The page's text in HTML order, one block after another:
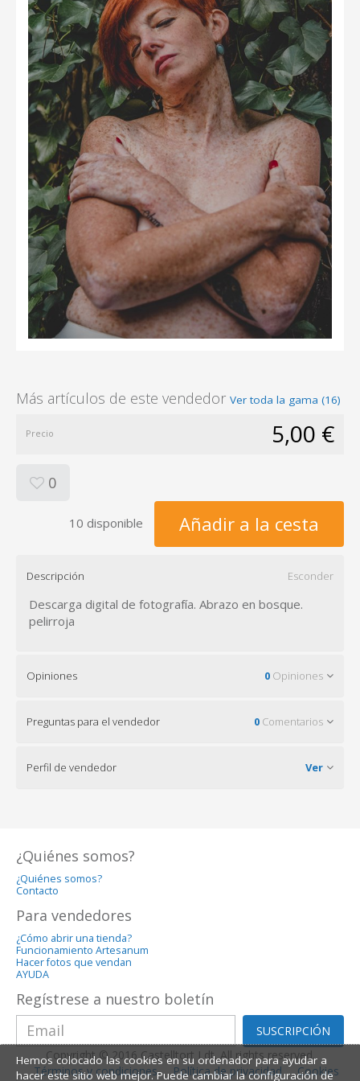
Más artículos de este vendedor Ver toda la gama (16)
Precio 5,00 €
0
10 disponible Añadir a la cesta
Descripción Esconder
Descarga digital de fotografía. Abrazo en bosque.
pelirroja
Opiniones 0 Opiniones
Preguntas para el vendedor 0 Comentarios
Perfil de vendedor Ver
¿Quiénes somos?
¿Quiénes somos?
Contacto
Para vendedores
¿Cómo abrir una tienda?
Funcionamiento Artesanum
Hacer fotos que vendan
AYUDA
Regístrese a nuestro boletín
SUSCRIPCIÓN
Copyright © 2016 Castelltort Ldt. All rights reserved.
Términos y condiciones
Política de privacidad
Cookies
Hemos colocado las cookies en su ordenador para ayudar a
hacer este sitio web mejor. Puede cambiar la configuración de